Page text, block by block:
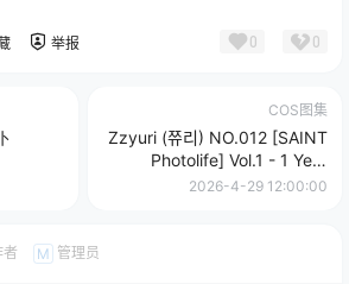
举报 0 0
COS图集
Zzyuri (쮸리) NO.012 [SAINT
Photolife] Vol.1 - 1 Year
Anniversary
2026-4-29 12:00:00
M 管理员